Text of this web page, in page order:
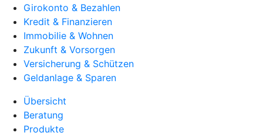
Girokonto & Bezahlen
Kredit & Finanzieren
Immobilie & Wohnen
Zukunft & Vorsorgen
Versicherung & Schützen
Geldanlage & Sparen
Übersicht
Beratung
Produkte